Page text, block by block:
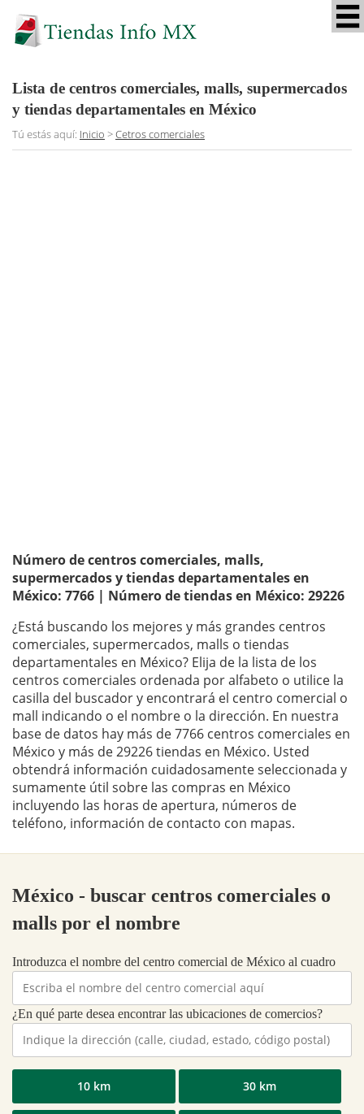
Lista de centros comerciales, malls, supermercados
y tiendas departamentales en México
Tú estás aquí: Inicio >Cetros comerciales
Número de centros comerciales, malls,
supermercados y tiendas departamentales en
México: 7766 | Número de tiendas en México: 29226
¿Está buscando los mejores y más grandes centros
comerciales, supermercados, malls o tiendas
departamentales en México? Elija de la lista de los
centros comerciales ordenada por alfabeto o utilice la
casilla del buscador y encontrará el centro comercial o
mall indicando o el nombre o la dirección. En nuestra
base de datos hay más de 7766 centros comerciales en
México y más de 29226 tiendas en México. Usted
obtendrá información cuidadosamente seleccionada y
sumamente útil sobre las compras en México
incluyendo las horas de apertura, números de
teléfono, información de contacto con mapas.
México - buscar centros comerciales o
malls por el nombre
Introduzca el nombre del centro comercial de México al cuadro
¿En qué parte desea encontrar las ubicaciones de comercios?
10 km 30 km